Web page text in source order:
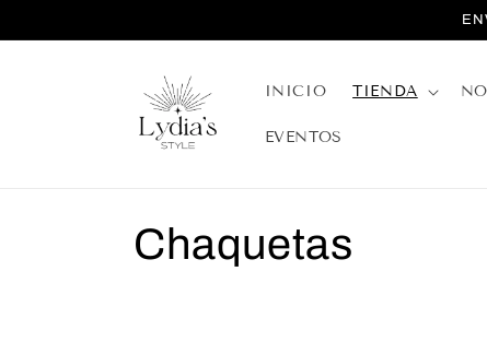
al contenido
INICIO TIENDA
EVENTOS
C
Chaquetas